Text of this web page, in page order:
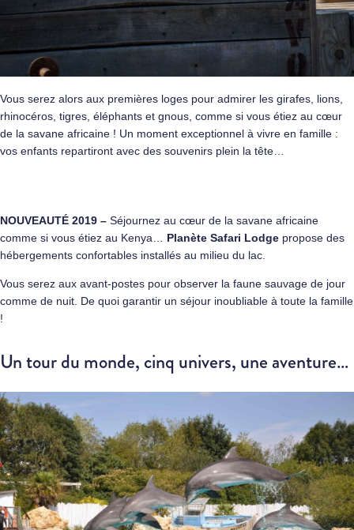
Vous serez alors aux premières loges pour admirer les girafes, lions,
rhinocéros, tigres, éléphants et gnous, comme si vous étiez au cœur
de la savane africaine ! Un moment exceptionnel à vivre en famille :
vos enfants repartiront avec des souvenirs plein la tête…
NOUVEAUTÉ 2019 – Séjournez au cœur de la savane africaine
comme si vous étiez au Kenya… Planète Safari Lodge propose des
hébergements confortables installés au milieu du lac.
Vous serez aux avant-postes pour observer la faune sauvage de jour
comme de nuit. De quoi garantir un séjour inoubliable à toute la famille
!
Un tour du monde, cinq univers, une aventure…